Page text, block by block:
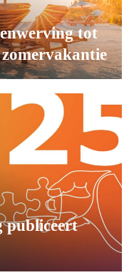
tot
publiceert